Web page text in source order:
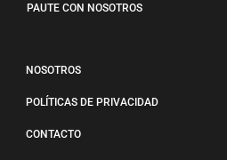
PAUTE CON NOSOTROS
NOSOTROS
POLÍTICAS DE PRIVACIDAD
CONTACTO